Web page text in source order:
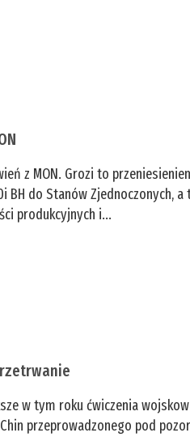
z MON. Grozi to
BH do Stanów Zjednoczonych, a
produkcyjnych i...
w tym roku ćwiczenia
przeprowadzonego pod